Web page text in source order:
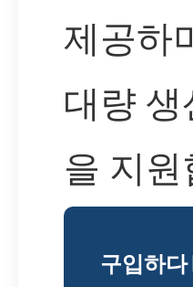
제공하
대량
을 지
구입하